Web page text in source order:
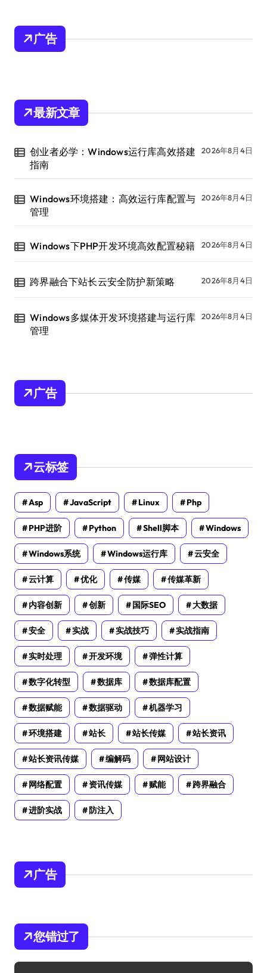
广告
最新文章
创业者必学：Windows运行库高效搭建
指南
2026年8月4日
Windows环境搭建：高效运行库配置与
管理
2026年8月4日
Windows下PHP开发环境高效配置秘籍 2026年8月4日
跨界融合下站长云安全防护新策略 2026年8月4日
Windows多媒体开发环境搭建与运行库
管理
2026年8月4日
广告
云标签
Asp JavaScript Linux Php
PHP进阶 Python Shell脚本 Windows
Windows系统 Windows运行库 云安全
云计算 优化 传媒 传媒革新
内容创新 创新 国际SEO 大数据
安全 实战 实战技巧 实战指南
实时处理 开发环境 弹性计算
数字化转型 数据库 数据库配置
数据赋能 数据驱动 机器学习
环境搭建 站长 站长传媒 站长资讯
站长资讯传媒 编解码 网站设计
网络配置 资讯传媒 赋能 跨界融合
进阶实战 防注入
广告
您错过了